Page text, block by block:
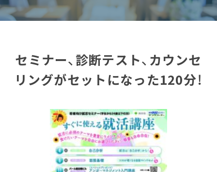
セミナー、診断テスト、カウンセ
リングがセットになった120分！